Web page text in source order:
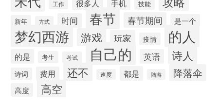
工作 很多人 手机 技能
新年 方式 时间 春节 春节期间 是一个
梦幻西游 游戏 玩家 疫情 的人
的是 考生 考试 自己的 英语 诗人
诗词 费用 还不 速度 都是 陆游 降落伞
高度 高空